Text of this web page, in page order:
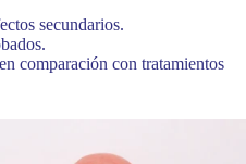
secundarios.
comparación con tratamientos